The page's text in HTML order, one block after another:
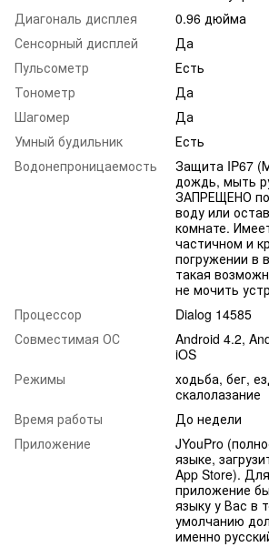
Диагональ дисплея
0.96 дюйма
Сенсорный дисплей
Да
Пульсометр
Есть
Тонометр
Да
Шагомер
Да
Умный будильник
Есть
Водонепроницаемость
Защита IP67
дождь, мыть
ЗАПРЕЩЕНО
воду или
комнате.
частичном и
погружении в
такая
не мочить
Процессор
Dialog 14585
Совместимая ОС
Android 4.2,
iOS
Режимы
ходьба, бег,
скалолазание
Время работы
До недели
Приложение
JYouPro
языке,
App Store).
приложение
языку у Вас в
умолчанию
именно